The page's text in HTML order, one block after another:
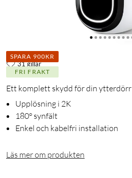
SPARA 900KR
FRI FRAKT
31 gillar
Ett komplett skydd för din ytterdörr
Upplösning i 2K
180° synfält
Enkel och kabelfri installation
Läs mer om produkten